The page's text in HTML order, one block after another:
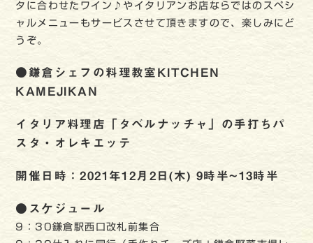
タに合わせたワイン♪やイタリアンお店ならではのスペシ
ャルメニューもサービスさせて頂きますので、楽しみにど
うぞ。
●鎌倉シェフの料理教室KITCHEN
KAMEJIKAN
イタリア料理店「タベルナッチャ」の手打ちパ
スタ・オレキエッテ
開催日時：2021年12月2日(木) 9時半~13時半
●スケジュール
9：30鎌倉駅西口改札前集合